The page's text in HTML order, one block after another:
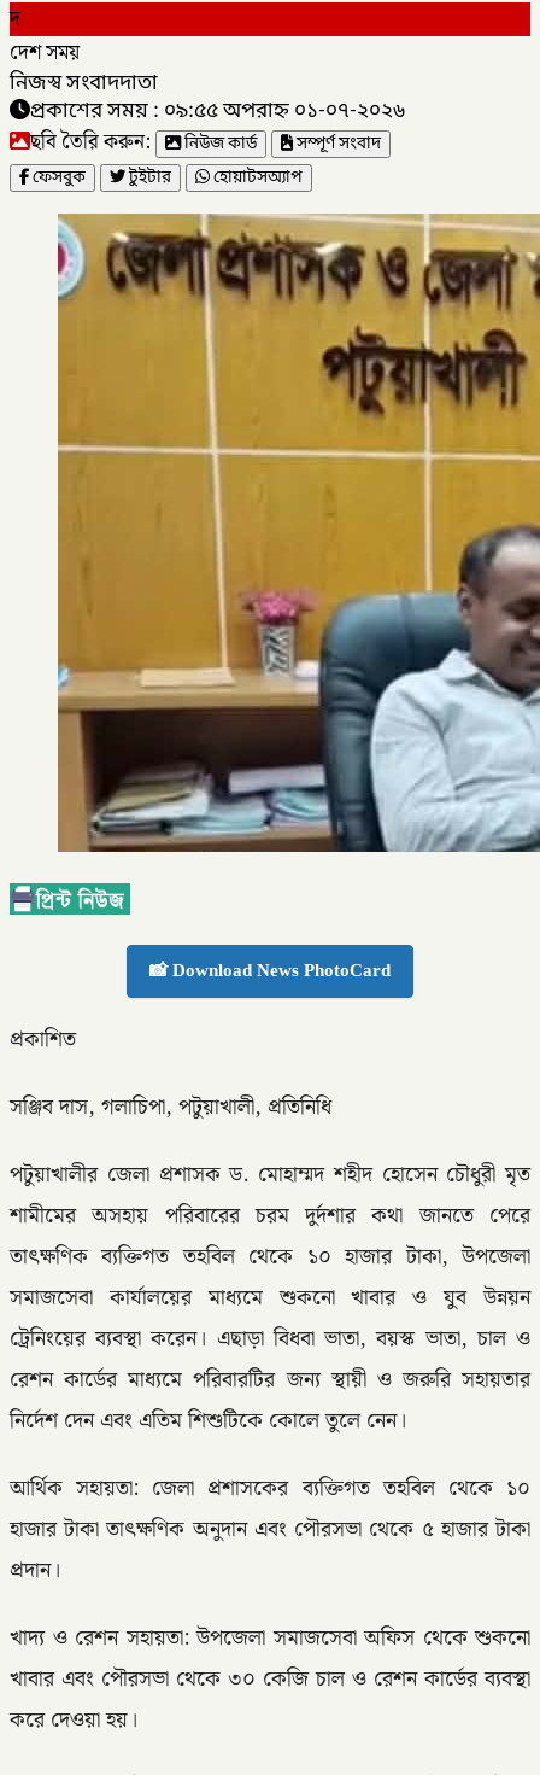
দ
দেশ সময়
নিজস্ব সংবাদদাতা
প্রকাশের সময় : ০৯:৫৫ অপরাহ্ন ০১-০৭-২০২৬
ছবি তৈরি করুন: নিউজ কার্ড
সম্পূর্ণ সংবাদ
ফেসবুক
টুইটার হোয়াটসঅ্যাপ
📸 Download News PhotoCard
প্রকাশিত
সঞ্জিব দাস, গলাচিপা, পটুয়াখালী, প্রতিনিধি
পটুয়াখালীর জেলা প্রশাসক ড. মোহাম্মদ শহীদ হোসেন চৌধুরী মৃত
শামীমের অসহায় পরিবারের চরম দুর্দশার কথা জানতে পেরে
তাৎক্ষণিক ব্যক্তিগত তহবিল থেকে ১০ হাজার টাকা, উপজেলা
সমাজসেবা কার্যালয়ের মাধ্যমে শুকনো খাবার ও যুব উন্নয়ন
ট্রেনিংয়ের ব্যবস্থা করেন। এছাড়া বিধবা ভাতা, বয়স্ক ভাতা, চাল ও
রেশন কার্ডের মাধ্যমে পরিবারটির জন্য স্থায়ী ও জরুরি সহায়তার
নির্দেশ দেন এবং এতিম শিশুটিকে কোলে তুলে নেন।
আর্থিক সহায়তা: জেলা প্রশাসকের ব্যক্তিগত তহবিল থেকে ১০
হাজার টাকা তাৎক্ষণিক অনুদান এবং পৌরসভা থেকে ৫ হাজার টাকা
প্রদান।
খাদ্য ও রেশন সহায়তা: উপজেলা সমাজসেবা অফিস থেকে শুকনো
খাবার এবং পৌরসভা থেকে ৩০ কেজি চাল ও রেশন কার্ডের ব্যবস্থা
করে দেওয়া হয়।